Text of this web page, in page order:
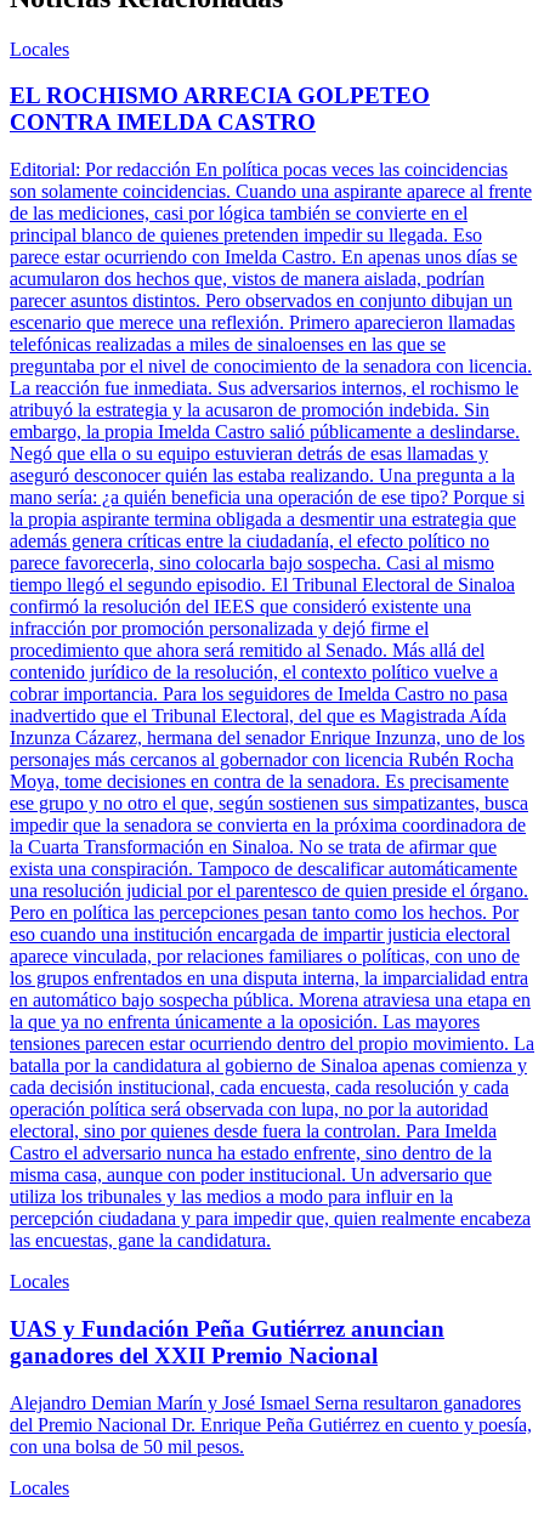
Locales
EL ROCHISMO ARRECIA GOLPETEO
CONTRA IMELDA CASTRO
Editorial: Por redacción En política pocas veces las coincidencias
son solamente coincidencias. Cuando una aspirante aparece al frente
de las mediciones, casi por lógica también se convierte en el
principal blanco de quienes pretenden impedir su llegada. Eso
parece estar ocurriendo con Imelda Castro. En apenas unos días se
acumularon dos hechos que, vistos de manera aislada, podrían
parecer asuntos distintos. Pero observados en conjunto dibujan un
escenario que merece una reflexión. Primero aparecieron llamadas
telefónicas realizadas a miles de sinaloenses en las que se
preguntaba por el nivel de conocimiento de la senadora con licencia.
La reacción fue inmediata. Sus adversarios internos, el rochismo le
atribuyó la estrategia y la acusaron de promoción indebida. Sin
embargo, la propia Imelda Castro salió públicamente a deslindarse.
Negó que ella o su equipo estuvieran detrás de esas llamadas y
aseguró desconocer quién las estaba realizando. Una pregunta a la
mano sería: ¿a quién beneficia una operación de ese tipo? Porque si
la propia aspirante termina obligada a desmentir una estrategia que
además genera críticas entre la ciudadanía, el efecto político no
parece favorecerla, sino colocarla bajo sospecha. Casi al mismo
tiempo llegó el segundo episodio. El Tribunal Electoral de Sinaloa
confirmó la resolución del IEES que consideró existente una
infracción por promoción personalizada y dejó firme el
procedimiento que ahora será remitido al Senado. Más allá del
contenido jurídico de la resolución, el contexto político vuelve a
cobrar importancia. Para los seguidores de Imelda Castro no pasa
inadvertido que el Tribunal Electoral, del que es Magistrada Aída
Inzunza Cázarez, hermana del senador Enrique Inzunza, uno de los
personajes más cercanos al gobernador con licencia Rubén Rocha
Moya, tome decisiones en contra de la senadora. Es precisamente
ese grupo y no otro el que, según sostienen sus simpatizantes, busca
impedir que la senadora se convierta en la próxima coordinadora de
la Cuarta Transformación en Sinaloa. No se trata de afirmar que
exista una conspiración. Tampoco de descalificar automáticamente
una resolución judicial por el parentesco de quien preside el órgano.
Pero en política las percepciones pesan tanto como los hechos. Por
eso cuando una institución encargada de impartir justicia electoral
aparece vinculada, por relaciones familiares o políticas, con uno de
los grupos enfrentados en una disputa interna, la imparcialidad entra
en automático bajo sospecha pública. Morena atraviesa una etapa en
la que ya no enfrenta únicamente a la oposición. Las mayores
tensiones parecen estar ocurriendo dentro del propio movimiento. La
batalla por la candidatura al gobierno de Sinaloa apenas comienza y
cada decisión institucional, cada encuesta, cada resolución y cada
operación política será observada con lupa, no por la autoridad
electoral, sino por quienes desde fuera la controlan. Para Imelda
Castro el adversario nunca ha estado enfrente, sino dentro de la
misma casa, aunque con poder institucional. Un adversario que
utiliza los tribunales y las medios a modo para influir en la
percepción ciudadana y para impedir que, quien realmente encabeza
las encuestas, gane la candidatura.
Locales
UAS y Fundación Peña Gutiérrez anuncian
ganadores del XXII Premio Nacional
Alejandro Demian Marín y José Ismael Serna resultaron ganadores
del Premio Nacional Dr. Enrique Peña Gutiérrez en cuento y poesía,
con una bolsa de 50 mil pesos.
Locales